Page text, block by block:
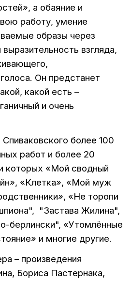
а обаяние и
работу, умение
образы через
взгляда,
Он предстанет
какой есть –
и очень
более 100
работ и более 20
которых «Мой сводный
«Клетка», «Мой муж
«Не торопи
"Застава Жилина",
берлински", «Утомлённые
и многие другие.
– произведения
Бориса Пастернака,